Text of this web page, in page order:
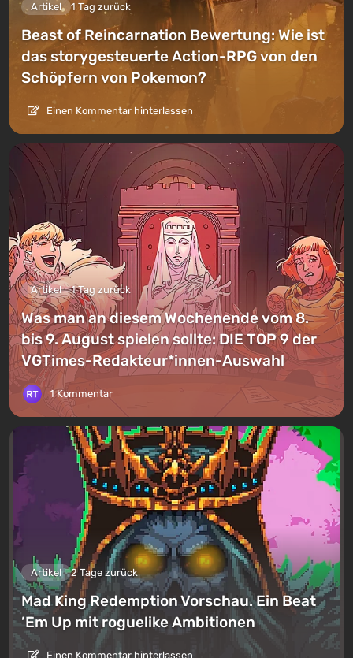
Artikel 1 Tag zurück
Beast of Reincarnation Bewertung: Wie ist
das storygesteuerte Action-RPG von den
Schöpfern von Pokemon?
Einen Kommentar hinterlassen
Artikel 1 Tag zurück
Was man an diesem Wochenende vom 8.
bis 9. August spielen sollte: DIE TOP 9 der
VGTimes-Redakteur*innen-Auswahl
1 Kommentar
Artikel 2 Tage zurück
Mad King Redemption Vorschau. Ein Beat
’Em Up mit roguelike Ambitionen
Einen Kommentar hinterlassen